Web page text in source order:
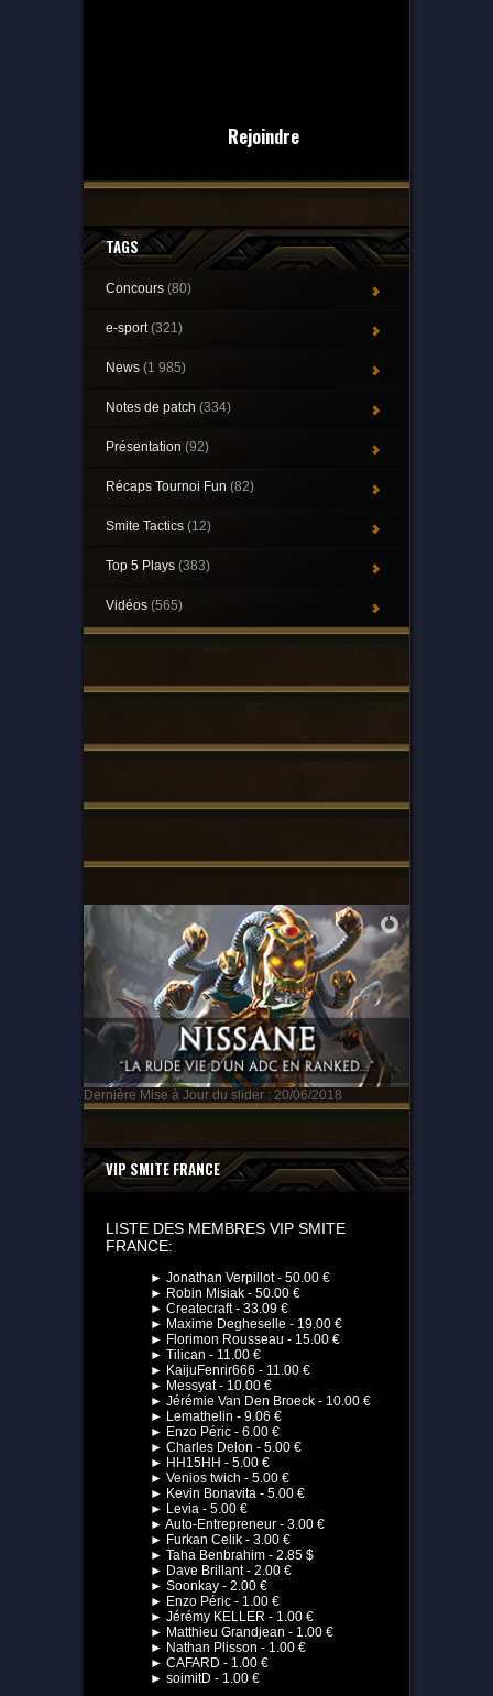
Rejoindre
TAGS
Concours (80)
e-sport(321)
News (1 985)
Notes de patch (334)
Présentation (92)
Récaps Tournoi Fun (82)
Smite Tactics (12)
Top 5 Plays (383)
Vidéos (565)
Dernière Mise à Jour du slider : 20/06/2018
VIP SMITE FRANCE
LISTE DES MEMBRES VIP SMITE
FRANCE:
► Jonathan Verpillot - 50.00 €
► Robin Misiak - 50.00 €
► Createcraft - 33.09 €
► Maxime Degheselle - 19.00 €
► Florimon Rousseau - 15.00 €
► Tilican - 11.00 €
► KaijuFenrir666 - 11.00 €
► Messyat - 10.00 €
► Jérémie Van Den Broeck - 10.00 €
► Lemathelin - 9.06 €
► Enzo Péric - 6.00 €
► Charles Delon - 5.00 €
► HH15HH - 5.00 €
► Venios twich - 5.00 €
► Kevin Bonavita - 5.00 €
► Levia - 5.00 €
► Auto-Entrepreneur - 3.00 €
► Furkan Celik - 3.00 €
► Taha Benbrahim - 2.85 $
► Dave Brillant - 2.00 €
► Soonkay - 2.00 €
► Enzo Péric - 1.00 €
► Jérémy KELLER - 1.00 €
► Matthieu Grandjean - 1.00 €
► Nathan Plisson - 1.00 €
► CAFARD - 1.00 €
► soimitD - 1.00 €